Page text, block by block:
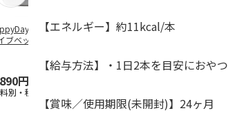
2wayド
ブベッド グレ
円
別・税込)
獣医師開発 ニオイ
レー
デオトイレ 飛び
【エネルギー】約11kcal/本
【給与方法】・1日2本を目安におや
【賞味／使用期限(未開封)】24ヶ月